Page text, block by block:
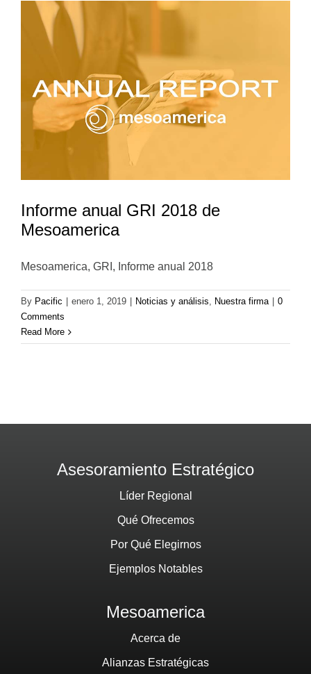
Informe anual GRI 2018 de
Mesoamerica
Mesoamerica, GRI, Informe anual 2018
By Pacific enero 1, 2019 Noticias y análisis, Nuestra firma
0
Comments
Read More
Asesoramiento Estratégico
Líder Regional
Qué Ofrecemos
Por Qué Elegirnos
Ejemplos Notables
Mesoamerica
Acerca de
Alianzas Estratégicas